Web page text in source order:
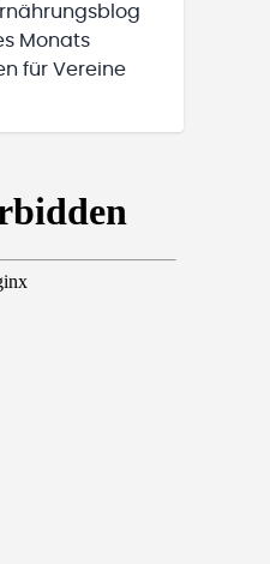
Monats
für Vereine